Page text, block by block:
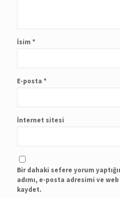
İsim *
E-posta *
İnternet sitesi
Bir dahaki sefere yorum
adımı, e-posta adresimi ve
kaydet.